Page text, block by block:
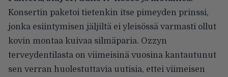
Konsertin paketoi tietenkin itse pimeyden prinssi,
jonka esiintymisen jäljiltä ei yleisössä varmasti ollut
kovin montaa kuivaa silmäparia. Ozzyn
terveydentilasta on viimeisinä vuosina kantautunut
sen verran huolestuttavia uutisia, ettei viimeisen